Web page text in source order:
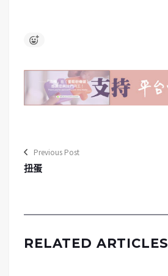
Previous Post
扭蛋
RELATED ARTICLES